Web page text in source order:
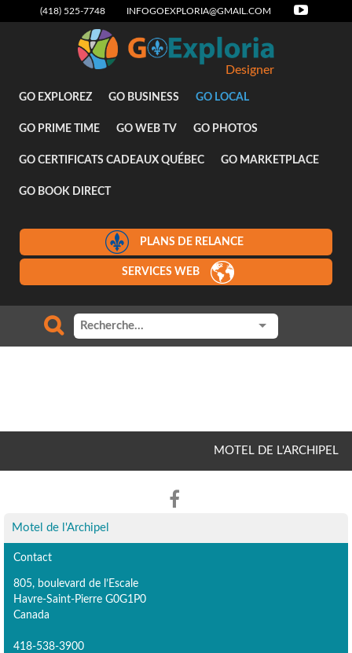
(418) 525-7748 INFOGOEXPLORIA@GMAIL.COM
Designer
GO EXPLOREZ GO BUSINESS GO LOCAL
GO PRIME TIME GO WEB TV GO PHOTOS
GO CERTIFICATS CADEAUX QUÉBEC GO MARKETPLACE
GO BOOK DIRECT
PLANS DE RELANCE
SERVICES WEB
MOTEL DE L'ARCHIPEL
Motel de l'Archipel
Contact
805, boulevard de l’Escale
Havre-Saint-Pierre G0G1P0
Canada
418-538-3900